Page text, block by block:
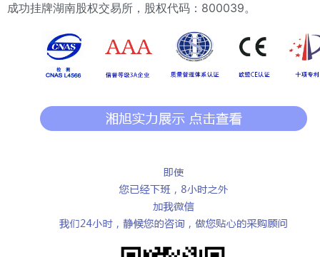
成功挂牌湖南股权交易所，股权代码：800039。